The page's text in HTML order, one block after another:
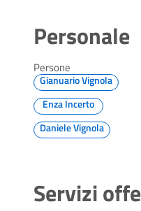
Personale
Persone
Gianuario Vignola
Enza Incerto
Daniele Vignola
Servizi